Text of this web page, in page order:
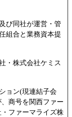
び同社が運営・管
組合と業務資本提
・株式会社ケミス
ョン(現連結子会
商号を関西ファー
ファーマライズ株